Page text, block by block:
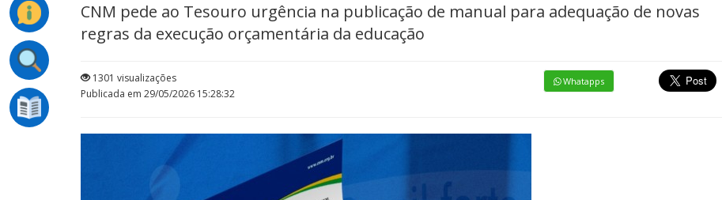
CNM pede ao Tesouro urgência na publicação de manual para adequação de novas
regras da execução orçamentária da educação
1301 visualizações
Publicada em 29/05/2026 15:28:32
Whatapps